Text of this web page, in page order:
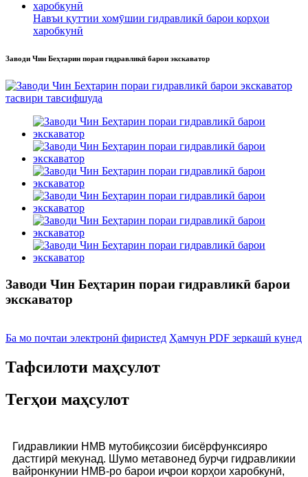
Навъи қуттии хомӯшии гидравликӣ барои корҳои
харобкунӣ
Заводи Чин Беҳтарин пораи гидравликӣ барои экскаватор
Заводи Чин Беҳтарин пораи гидравликӣ барои
экскаватор
Ба мо почтаи электронӣ фиристед Ҳамчун PDF зеркашӣ кунед
Тафсилоти маҳсулот
Тегҳои маҳсулот
Гидравликии HMB мутобиқсозии бисёрфунксияро
дастгирӣ мекунад. Шумо метавонед бурҷи гидравликии
вайронкунии HMB-ро барои иҷрои корҳои харобкунӣ,